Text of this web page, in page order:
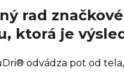
rad
ktorá je
odvádza pot od